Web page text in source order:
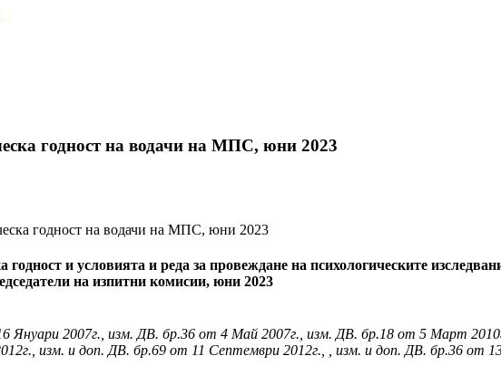
годност на водачи на МПС, юни 2023
годност на водачи на МПС, юни 2023
и условията и реда за провеждане на психологическите
на изпитни комисии, юни 2023
2007г., изм. ДВ. бр.36 от 4 Май 2007г., изм. ДВ. бр.18 от 5 Март
изм. и доп. ДВ. бр.69 от 11 Септември 2012г., , изм. и доп. ДВ. бр.36 от